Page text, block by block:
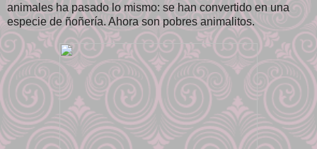
animales ha pasado lo mismo: se han convertido en una
especie de ñoñería. Ahora son pobres animalitos.